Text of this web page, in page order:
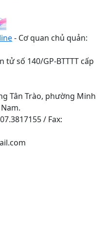
- Cơ quan chủ quản:
số 140/GP-BTTTT cấp
Tân Trào, phường Minh
/ Fax: